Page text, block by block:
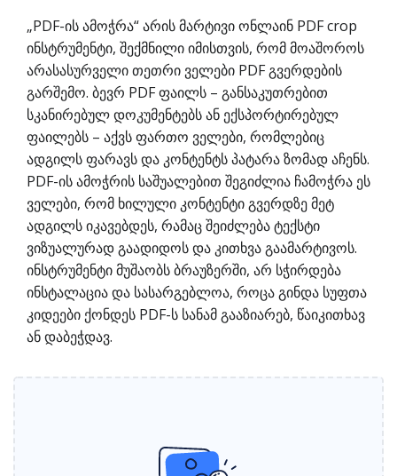
„PDF-ის ამოჭრა“ არის მარტივი ონლაინ PDF crop
ინსტრუმენტი, შექმნილი იმისთვის, რომ მოაშოროს
არასასურველი თეთრი ველები PDF გვერდების
გარშემო. ბევრ PDF ფაილს – განსაკუთრებით
სკანირებულ დოკუმენტებს ან ექსპორტირებულ
ფაილებს – აქვს ფართო ველები, რომლებიც
ადგილს ფარავს და კონტენტს პატარა ზომად აჩენს.
PDF-ის ამოჭრის საშუალებით შეგიძლია ჩამოჭრა ეს
ველები, რომ ხილული კონტენტი გვერდზე მეტ
ადგილს იკავებდეს, რამაც შეიძლება ტექსტი
ვიზუალურად გაადიდოს და კითხვა გაამარტივოს.
ინსტრუმენტი მუშაობს ბრაუზერში, არ სჭირდება
ინსტალაცია და სასარგებლოა, როცა გინდა სუფთა
კიდეები ქონდეს PDF-ს სანამ გააზიარებ, წაიკითხავ
ან დაბეჭდავ.